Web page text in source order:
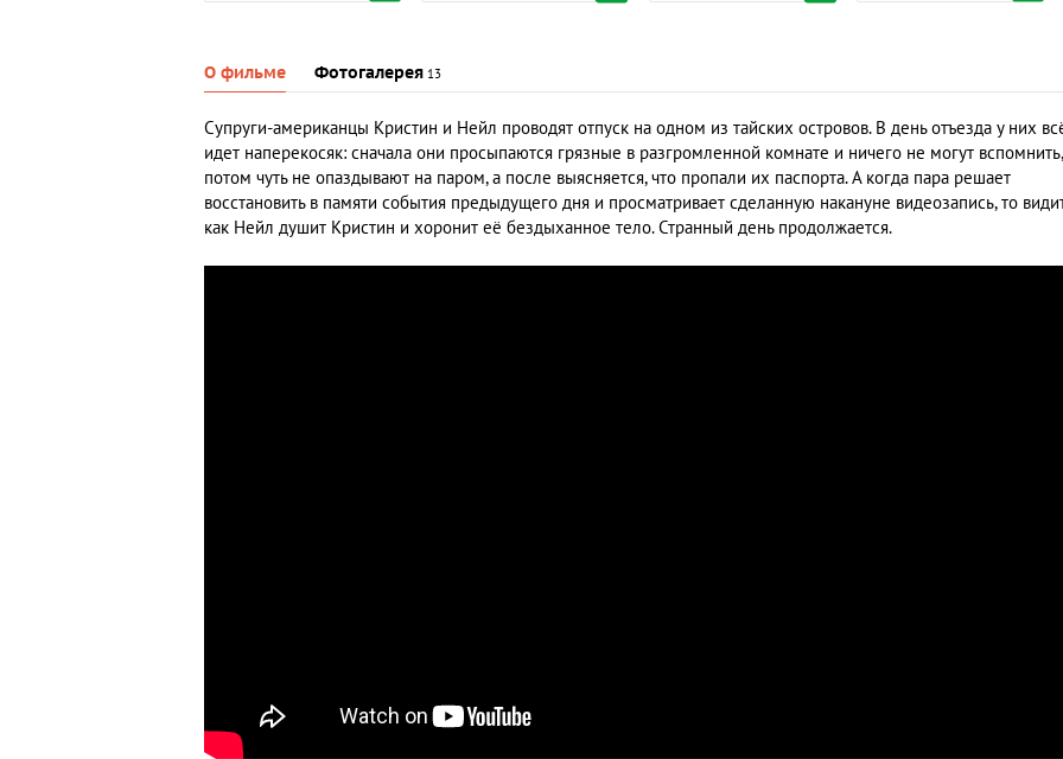
О фильме Фотогалерея 13
Супруги-американцы Кристин и Нейл проводят отпуск на одном из тайских островов. В день отъезда у них
идет наперекосяк: сначала они просыпаются грязные в разгромленной комнате и ничего не могут вспомнить,
потом чуть не опаздывают на паром, а после выясняется, что пропали их паспорта. А когда пара решает
восстановить в памяти события предыдущего дня и просматривает сделанную накануне видеозапись, то
как Нейл душит Кристин и хоронит её бездыханное тело. Странный день продолжается.